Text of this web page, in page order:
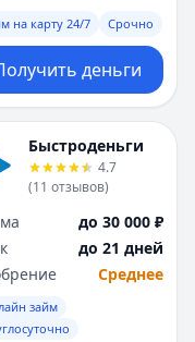
на карту 24/7 Срочно
деньги
Быстроденьги
4.7
(11 отзывов)
до 30 000 ₽
до 21 дней
Среднее
займ